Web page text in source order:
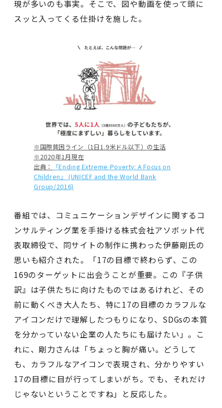
現が多いのも事実。そこで、図や動画を使って頭に
スッと入ってくる仕掛けを施した。
※国際貧困ライン（1日1.9米ドル以下）の生活
※2020年1月現在
出典：
「Ending Extreme Poverty: A Focus on
Children」 (UNICEF and the World Bank
Group/2016)
番組では、コミュニケーションデザインに関するコ
ンサルティング業を手掛ける株式会社アソボット代
表取締役で、同サイトの制作に携わった伊藤剛氏の
思いも紹介された。「17の目標で終わらず、この
169のターゲットに出会うことが重要。この『子供
訳』は子供たちに向けたものではあるけれど、その
前に動くべき大人たち、特に17の目標のカラフルな
アイコンだけで理解したつもりになり、SDGsの本質
を分かっていない企業の人たちにも届けたい」。こ
れに、剛力さんは「ちょっと胸が痛い。どうして
も、カラフルなアイコンで表現され、分かりやすい
17の目標に目が行ってしまいがち。でも、それだけ
じゃないということですね」と反応した。